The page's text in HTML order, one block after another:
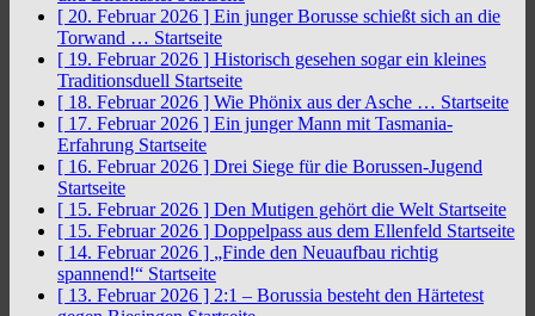
[ 20. Februar 2026 ] Ein junger Borusse schießt sich an die
Torwand … Startseite
[ 19. Februar 2026 ] Historisch gesehen sogar ein kleines
Traditionsduell Startseite
[ 18. Februar 2026 ] Wie Phönix aus der Asche … Startseite
[ 17. Februar 2026 ] Ein junger Mann mit Tasmania-
Erfahrung Startseite
[ 16. Februar 2026 ] Drei Siege für die Borussen-Jugend
Startseite
[ 15. Februar 2026 ] Den Mutigen gehört die Welt Startseite
[ 15. Februar 2026 ] Doppelpass aus dem Ellenfeld Startseite
[ 14. Februar 2026 ] „Finde den Neuaufbau richtig
spannend!“ Startseite
[ 13. Februar 2026 ] 2:1 – Borussia besteht den Härtetest